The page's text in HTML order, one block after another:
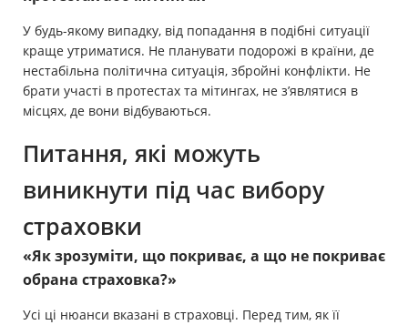
У будь-якому випадку, від попадання в подібні ситуації
краще утриматися. Не планувати подорожі в країни, де
нестабільна політична ситуація, збройні конфлікти. Не
брати участі в протестах та мітингах, не з’являтися в
місцях, де вони відбуваються.
Питання, які можуть
виникнути під час вибору
страховки
«Як зрозуміти, що покриває, а що не покриває
обрана страховка?»
Усі ці нюанси вказані в страховці. Перед тим, як її